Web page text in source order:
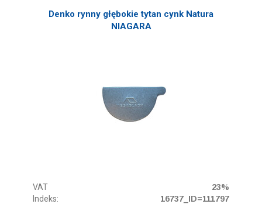
Denko rynny głębokie tytan cynk Natura
NIAGARA
VAT
23%
Indeks:
16737_ID=111797